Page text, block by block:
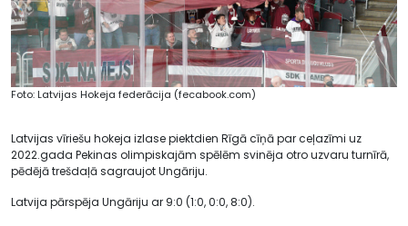
Foto: Latvijas Hokeja federācija (fecabook.com)
Latvijas vīriešu hokeja izlase piektdien Rīgā cīņā par ceļazīmi uz
2022.gada Pekinas olimpiskajām spēlēm svinēja otro uzvaru turnīrā,
pēdējā trešdaļā sagraujot Ungāriju.
Latvija pārspēja Ungāriju ar 9:0 (1:0, 0:0, 8:0).